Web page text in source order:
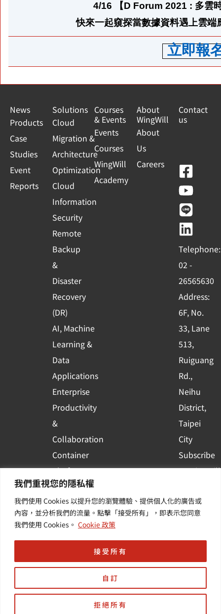
我們重視您的隱私權
我們使用 Cookies 以提升您的瀏覽體驗、提供個人化的廣告或
內容，並分析我們的流量。點擊「接受所有」，即表示您同意
我們使用 Cookies。 Cookie 政策
自訂
拒絕所有
接受所有
4/16
【D Forum 2021 : 多雲
快來一起窺探當數據資料遇上雲端
立即報
News
Products
Case
Studies
Event
Reports
Solutions
Cloud
Migration &
Architecture
Optimization
Cloud
Information
Security
Remote
Backup
&
Disaster
Recovery
(DR)
AI, Machine
Learning &
Data
Applications
Enterprise
Productivity
&
Collaboration
Container
Platform
Applications
Others /
Value-
Courses
& Events
Events
Courses
WingWill
Academy
About
WingWill
About
Us
Careers
Contact
us
F
a
c
e
b
o
o
k
-
s
q
u
a
r
e
Y
o
u
t
u
b
e
L
i
n
e
L
i
n
k
e
d
i
n
Telephone:
02 -
26565630
Address:
6F, No.
33, Lane
513,
Ruiguang
Rd.,
Neihu
District,
Taipei
City
Subscribe
to WingWill
the latest
event and
Copyright © 羽昇國際股份有限公司